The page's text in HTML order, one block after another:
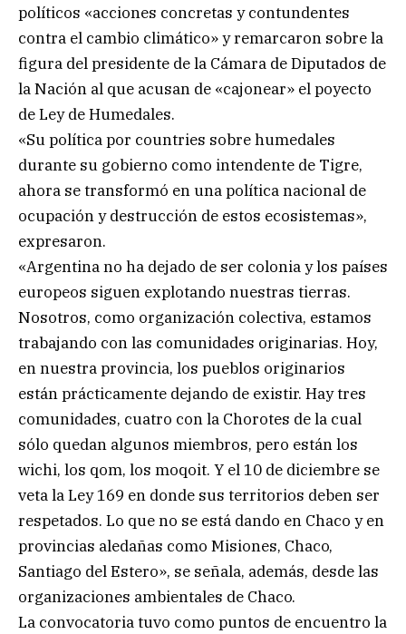
políticos «acciones concretas y contundentes
contra el cambio climático» y remarcaron sobre la
figura del presidente de la Cámara de Diputados de
la Nación al que acusan de «cajonear» el poyecto
de Ley de Humedales.
«Su política por countries sobre humedales
durante su gobierno como intendente de Tigre,
ahora se transformó en una política nacional de
ocupación y destrucción de estos ecosistemas»,
expresaron.
«Argentina no ha dejado de ser colonia y los países
europeos siguen explotando nuestras tierras.
Nosotros, como organización colectiva, estamos
trabajando con las comunidades originarias. Hoy,
en nuestra provincia, los pueblos originarios
están prácticamente dejando de existir. Hay tres
comunidades, cuatro con la Chorotes de la cual
sólo quedan algunos miembros, pero están los
wichi, los qom, los moqoit. Y el 10 de diciembre se
veta la Ley 169 en donde sus territorios deben ser
respetados. Lo que no se está dando en Chaco y en
provincias aledañas como Misiones, Chaco,
Santiago del Estero», se señala, además, desde las
organizaciones ambientales de Chaco.
La convocatoria tuvo como puntos de encuentro la